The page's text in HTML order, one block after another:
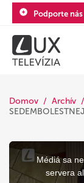
Podporte nás
Domov Archív
This
modal
window.
Médiá sa
servera